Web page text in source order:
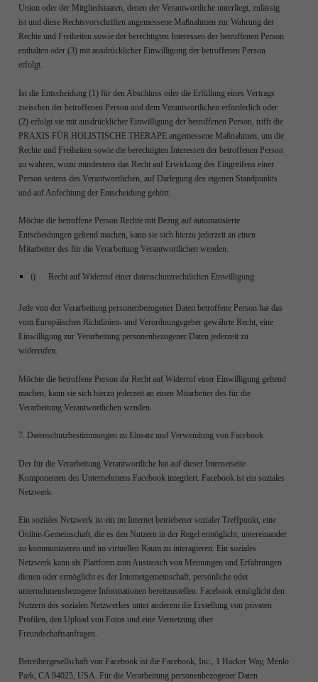
Union oder der Mitgliedstaaten, denen der Verantwortliche unterliegt, zulässig
ist und diese Rechtsvorschriften angemessene Maßnahmen zur Wahrung der
Rechte und Freiheiten sowie der berechtigten Interessen der betroffenen Person
enthalten oder (3) mit ausdrücklicher Einwilligung der betroffenen Person
erfolgt.
Ist die Entscheidung (1) für den Abschluss oder die Erfüllung eines Vertrags
zwischen der betroffenen Person und dem Verantwortlichen erforderlich oder
(2) erfolgt sie mit ausdrücklicher Einwilligung der betroffenen Person, trifft die
PRAXIS FÜR HOLISTISCHE THERAPE angemessene Maßnahmen, um die
Rechte und Freiheiten sowie die berechtigten Interessen der betroffenen Person
zu wahren, wozu mindestens das Recht auf Erwirkung des Eingreifens einer
Person seitens des Verantwortlichen, auf Darlegung des eigenen Standpunkts
und auf Anfechtung der Entscheidung gehört.
Möchte die betroffene Person Rechte mit Bezug auf automatisierte
Entscheidungen geltend machen, kann sie sich hierzu jederzeit an einen
Mitarbeiter des für die Verarbeitung Verantwortlichen wenden.
i) Recht auf Widerruf einer datenschutzrechtlichen Einwilligung
Jede von der Verarbeitung personenbezogener Daten betroffene Person hat das
vom Europäischen Richtlinien- und Verordnungsgeber gewährte Recht, eine
Einwilligung zur Verarbeitung personenbezogener Daten jederzeit zu
widerrufen.
Möchte die betroffene Person ihr Recht auf Widerruf einer Einwilligung geltend
machen, kann sie sich hierzu jederzeit an einen Mitarbeiter des für die
Verarbeitung Verantwortlichen wenden.
7. Datenschutzbestimmungen zu Einsatz und Verwendung von Facebook
Der für die Verarbeitung Verantwortliche hat auf dieser Internetseite
Komponenten des Unternehmens Facebook integriert. Facebook ist ein soziales
Netzwerk.
Ein soziales Netzwerk ist ein im Internet betriebener sozialer Treffpunkt, eine
Online-Gemeinschaft, die es den Nutzern in der Regel ermöglicht, untereinander
zu kommunizieren und im virtuellen Raum zu interagieren. Ein soziales
Netzwerk kann als Plattform zum Austausch von Meinungen und Erfahrungen
dienen oder ermöglicht es der Internetgemeinschaft, persönliche oder
unternehmensbezogene Informationen bereitzustellen. Facebook ermöglicht den
Nutzern des sozialen Netzwerkes unter anderem die Erstellung von privaten
Profilen, den Upload von Fotos und eine Vernetzung über
Freundschaftsanfragen.
Betreibergesellschaft von Facebook ist die Facebook, Inc., 1 Hacker Way, Menlo
Park, CA 94025, USA. Für die Verarbeitung personenbezogener Daten